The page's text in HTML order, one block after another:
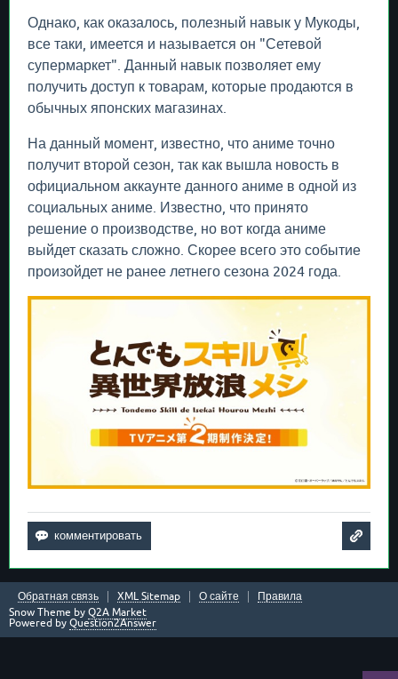
Однако, как оказалось, полезный навык у Мукоды,
все таки, имеется и называется он "Сетевой
супермаркет". Данный навык позволяет ему
получить доступ к товарам, которые продаются в
обычных японских магазинах.
На данный момент, известно, что аниме точно
получит второй сезон, так как вышла новость в
официальном аккаунте данного аниме в одной из
социальных аниме. Известно, что принято
решение о производстве, но вот когда аниме
выйдет сказать сложно. Скорее всего это событие
произойдет не ранее летнего сезона 2024 года.
Обратная связь XML Sitemap О сайте
Правила
Snow Theme by Q2A Market
Powered by Question2Answer